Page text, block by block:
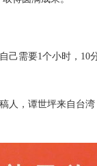
己需要1个小时，
人，谭世坪来自台